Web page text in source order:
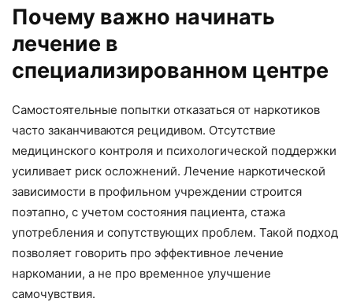
Почему важно начинать
лечение в
специализированном центре
Самостоятельные попытки отказаться от наркотиков
часто заканчиваются рецидивом. Отсутствие
медицинского контроля и психологической поддержки
усиливает риск осложнений. Лечение наркотической
зависимости в профильном учреждении строится
поэтапно, с учетом состояния пациента, стажа
употребления и сопутствующих проблем. Такой подход
позволяет говорить про эффективное лечение
наркомании, а не про временное улучшение
самочувствия.